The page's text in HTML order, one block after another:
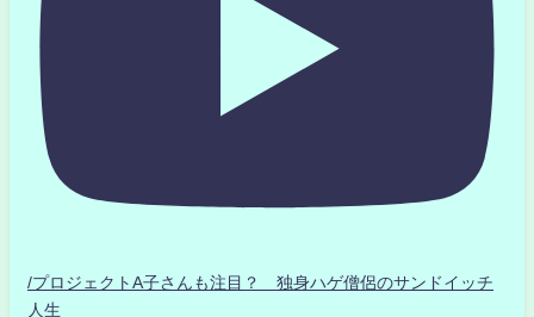
/プロジェクトA子さんも注目？ 独身ハゲ僧侶のサンドイッチ
人生